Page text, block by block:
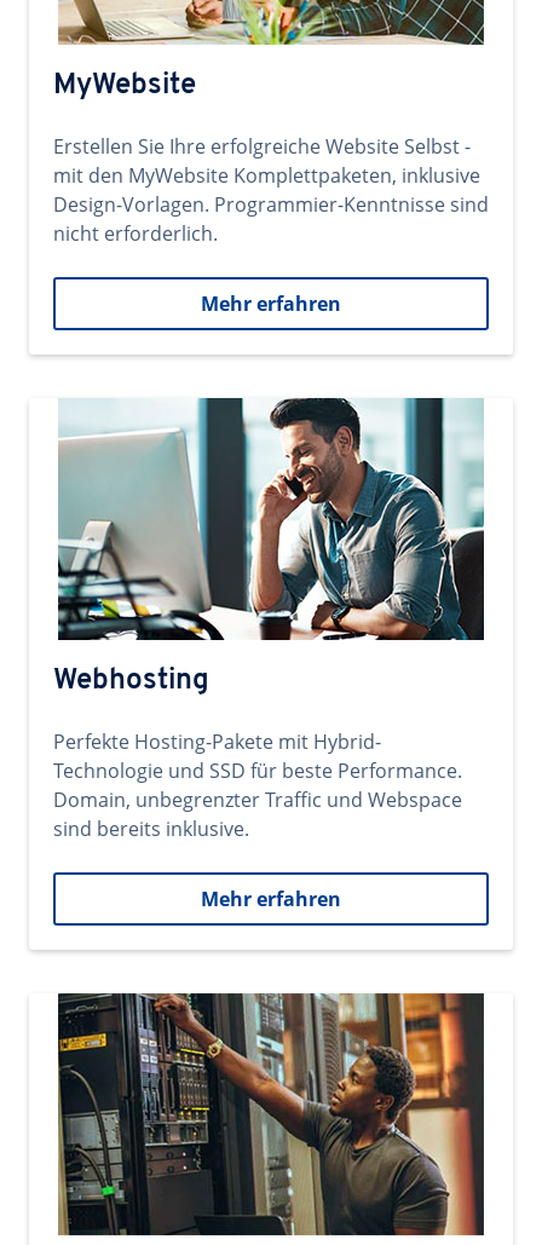
MyWebsite
Erstellen Sie Ihre erfolgreiche Website Selbst -
mit den MyWebsite Komplettpaketen, inklusive
Design-Vorlagen. Programmier-Kenntnisse sind
nicht erforderlich.
Mehr erfahren
Webhosting
Perfekte Hosting-Pakete mit Hybrid-
Technologie und SSD für beste Performance.
Domain, unbegrenzter Traffic und Webspace
sind bereits inklusive.
Mehr erfahren